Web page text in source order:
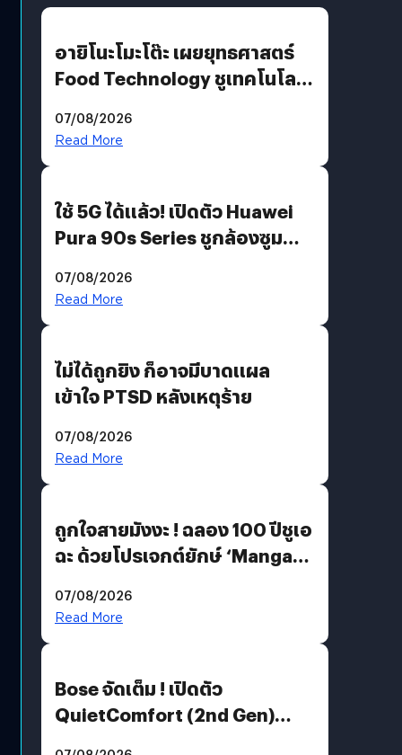
อายิโนะโมะโต๊ะ เผยยุทธศาสตร์
Food Technology ชูเทคโนโลยี
บริโภคและ B2B
07/08/2026
Read More
ใช้ 5G ได้แล้ว! เปิดตัว Huawei
Pura 90s Series ชูกล้องซูม
07/08/2026
Read More
ไม่ได้ถูกยิง ก็อาจมีบาดแผล
เข้าใจ PTSD หลังเหตุร้าย
07/08/2026
Read More
ถูกใจสายมังงะ ! ฉลอง 100 ปีชูเอ
ฉะ ด้วยโปรเจกต์ยักษ์ ‘Manga
มีภาษาไทยด้วย
07/08/2026
Read More
Bose จัดเต็ม ! เปิดตัว
QuietComfort (2nd Gen)